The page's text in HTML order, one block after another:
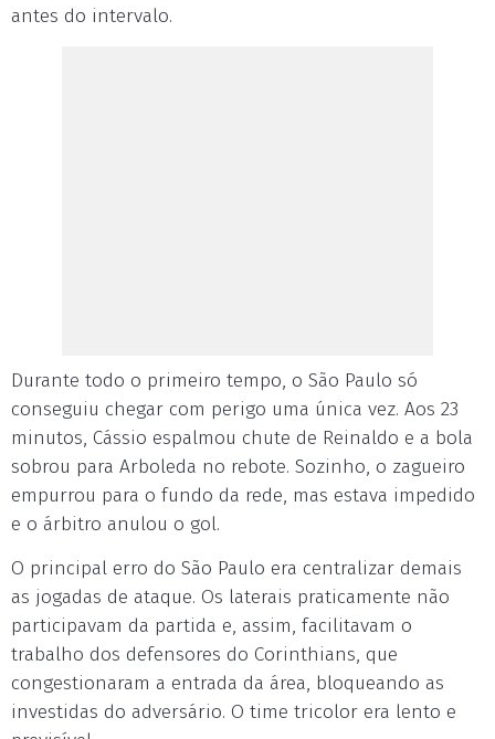
antes do intervalo.
Durante todo o primeiro tempo, o São Paulo só
conseguiu chegar com perigo uma única vez. Aos 23
minutos, Cássio espalmou chute de Reinaldo e a bola
sobrou para Arboleda no rebote. Sozinho, o zagueiro
empurrou para o fundo da rede, mas estava impedido
e o árbitro anulou o gol.
O principal erro do São Paulo era centralizar demais
as jogadas de ataque. Os laterais praticamente não
participavam da partida e, assim, facilitavam o
trabalho dos defensores do Corinthians, que
congestionaram a entrada da área, bloqueando as
investidas do adversário. O time tricolor era lento e